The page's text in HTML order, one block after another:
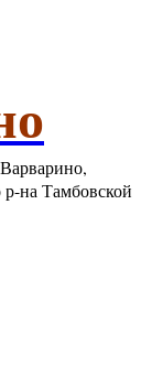
на Тамбовской